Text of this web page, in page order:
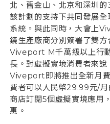
北、舊金山、北京和深圳
該計劃的支持下共同發展
系統。與此同時，大會上
鏡生產廠商分別簽署了雙
Viveport M千萬級以上行
長。對虛擬實境消費者來
Viveport即將推出全新月
費者可以人民幣29.99元/
商店訂閱5個虛擬實境應用
惠。